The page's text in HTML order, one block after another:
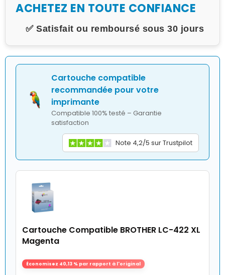
ACHETEZ EN TOUTE CONFIANCE
✅ Satisfait ou remboursé sous 30 jours
Cartouche compatible
recommandée pour votre
imprimante
Compatible 100% testé – Garantie
satisfaction
Note 4,2/5 sur Trustpilot
Cartouche Compatible BROTHER LC-422 XL
Magenta
Économisez 40,13 % par rapport à l'original